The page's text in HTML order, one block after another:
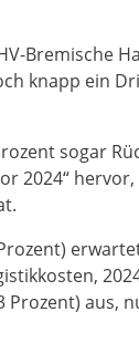
Bremische
knapp ein
sogar
2024“
Prozent) aus,